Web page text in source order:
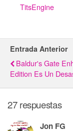
TitsEngine
Entrada Anterior
Baldur's Gate
Edition Es Un
27 respuestas
Jon FG